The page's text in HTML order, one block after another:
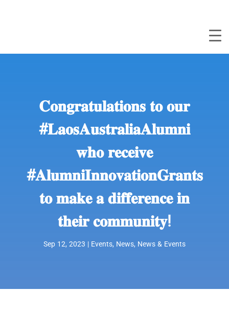
𝐂𝐨𝐧𝐠𝐫𝐚𝐭𝐮𝐥𝐚𝐭𝐢𝐨𝐧𝐬 𝐭𝐨 𝐨𝐮𝐫
#𝐋𝐚𝐨𝐬𝐀𝐮𝐬𝐭𝐫𝐚𝐥𝐢𝐚𝐀𝐥𝐮𝐦𝐧𝐢
𝐰𝐡𝐨 𝐫𝐞𝐜𝐞𝐢𝐯𝐞
#𝐀𝐥𝐮𝐦𝐧𝐢𝐈𝐧𝐧𝐨𝐯𝐚𝐭𝐢𝐨𝐧𝐆𝐫𝐚𝐧𝐭𝐬
𝐭𝐨 𝐦𝐚𝐤𝐞 𝐚 𝐝𝐢𝐟𝐟𝐞𝐫𝐞𝐧𝐜𝐞 𝐢𝐧
𝐭𝐡𝐞𝐢𝐫 𝐜𝐨𝐦𝐦𝐮𝐧𝐢𝐭𝐲!
Sep 12, 2023 | Events, News, News & Events